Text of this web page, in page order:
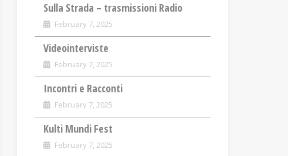
Sulla Strada – trasmissioni Radio
February 7, 2025
Videointerviste
February 7, 2025
Incontri e Racconti
February 7, 2025
Kulti Mundi Fest
February 7, 2025